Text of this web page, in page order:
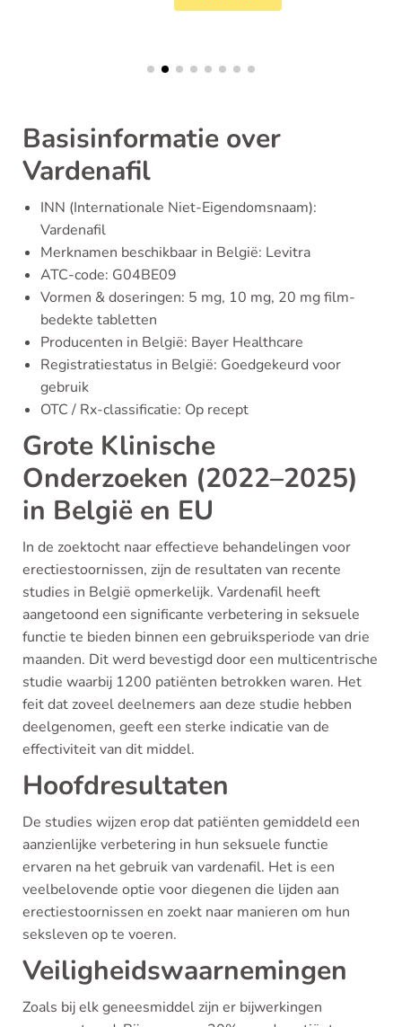
Basisinformatie over
Vardenafil
INN (Internationale Niet-Eigendomsnaam):
Vardenafil
Merknamen beschikbaar in België: Levitra
ATC-code: G04BE09
Vormen & doseringen: 5 mg, 10 mg, 20 mg film-
bedekte tabletten
Producenten in België: Bayer Healthcare
Registratiestatus in België: Goedgekeurd voor
gebruik
OTC / Rx-classificatie: Op recept
Grote Klinische
Onderzoeken (2022–2025)
in België en EU
In de zoektocht naar effectieve behandelingen voor
erectiestoornissen, zijn de resultaten van recente
studies in België opmerkelijk. Vardenafil heeft
aangetoond een significante verbetering in seksuele
functie te bieden binnen een gebruiksperiode van drie
maanden. Dit werd bevestigd door een multicentrische
studie waarbij 1200 patiënten betrokken waren. Het
feit dat zoveel deelnemers aan deze studie hebben
deelgenomen, geeft een sterke indicatie van de
effectiviteit van dit middel.
Hoofdresultaten
De studies wijzen erop dat patiënten gemiddeld een
aanzienlijke verbetering in hun seksuele functie
ervaren na het gebruik van vardenafil. Het is een
veelbelovende optie voor diegenen die lijden aan
erectiestoornissen en zoekt naar manieren om hun
seksleven op te voeren.
Veiligheidswaarnemingen
Zoals bij elk geneesmiddel zijn er bijwerkingen